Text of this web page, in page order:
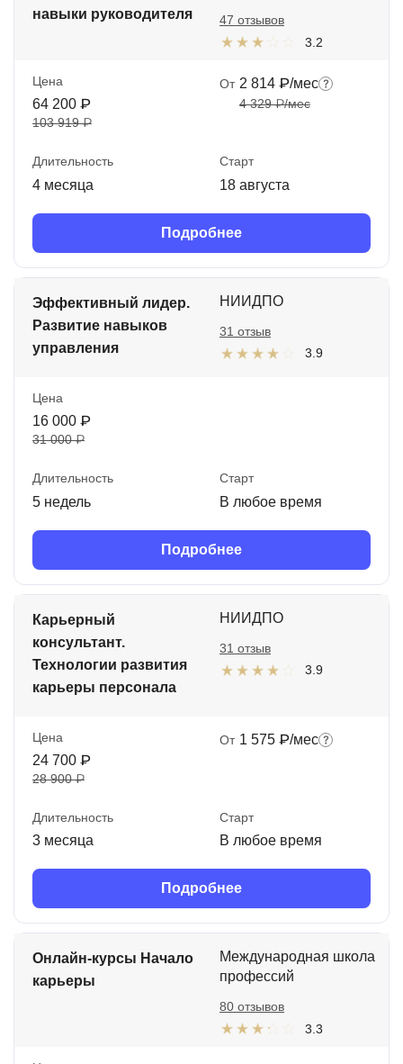
навыки руководителя
3.2
47 отзывов
Цена
64 200 ₽
103 919 ₽
От 2 814 ₽/мес
4 329 ₽/мес
Длительность
4 месяца
Старт
18 августа
Подробнее
Эффективный лидер.
Развитие навыков
управления
НИИДПО
3.9
31 отзыв
Цена
16 000 ₽
31 000 ₽
Длительность
5 недель
Старт
В любое время
Подробнее
Карьерный
консультант.
Технологии развития
карьеры персонала
НИИДПО
3.9
31 отзыв
Цена
24 700 ₽
28 900 ₽
От 1 575 ₽/мес
Длительность
3 месяца
Старт
В любое время
Подробнее
Онлайн-курсы Начало
карьеры
Международная школа
профессий
3.3
80 отзывов